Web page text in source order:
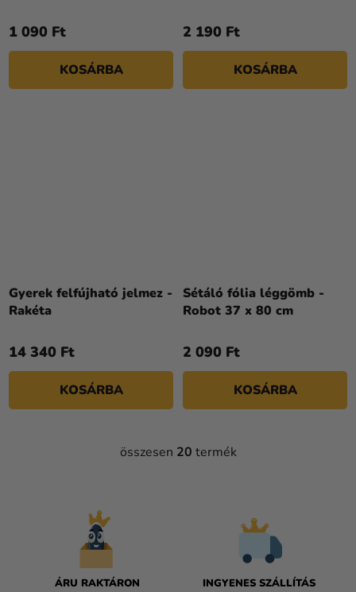
1 090 Ft
KOSÁRBA
2 190 Ft
KOSÁRBA
Gyerek felfújható jelmez -
Rakéta
14 340 Ft
KOSÁRBA
Sétáló fólia léggömb -
Robot 37 x 80 cm
2 090 Ft
KOSÁRBA
L
összesen 20 termék
ÁRU RAKTÁRON
INGYENES SZÁLLÍTÁS